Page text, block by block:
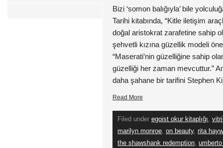
Bizi ‘somon balığıyla’ bile
Tarihi kitabında, “Kitle iletişim
doğal aristokrat zarafetine sahip
şehvetli kızına güzellik modeli
“Maserati’nin güzelliğine sahip
güzelliği her zaman mevcuttur.”
daha şahane bir tarifini Stephen
Read More
Filed under egoist okur kitaplığı,
marilyn monroe, on beauty, rita
the shawshank redemption,